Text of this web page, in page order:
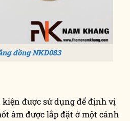
đồng NKD083
được sử dụng để định vị
âm được lắp đặt ở một cánh